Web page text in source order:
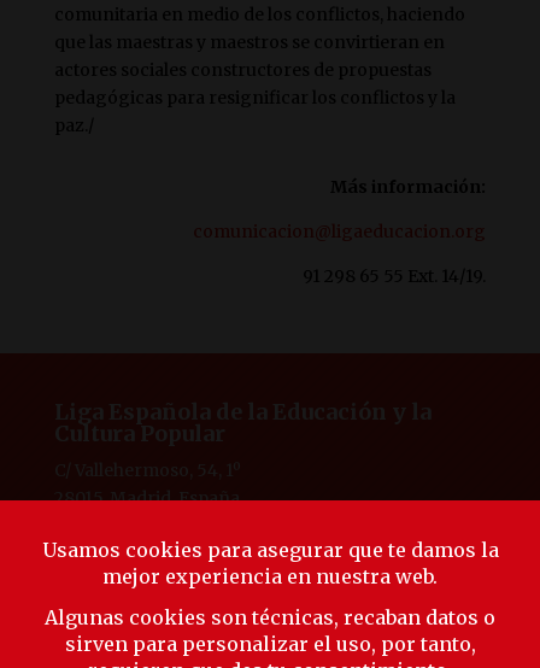
comunitaria en medio de los conflictos, haciendo
que las maestras y maestros se convirtieran en
actores sociales constructores de propuestas
pedagógicas para resignificar los conflictos y la
paz./
Más información:
comunicacion@ligaeducacion.org
91 298 65 55 Ext. 14/19.
28015, Madrid, España
laliga@ligaeducacion.org
© Liga Educación 2025 |Aviso Legal|Política de
Privacidad|Política de Cookies